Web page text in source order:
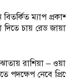
ম্যাপ
দিতে চায় রেড
রাশিয়া –
পদক্ষেপ নেবে